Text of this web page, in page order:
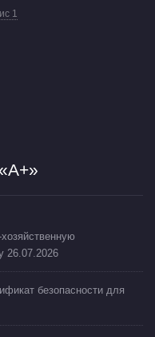
1
26.07.2026
безопасности для